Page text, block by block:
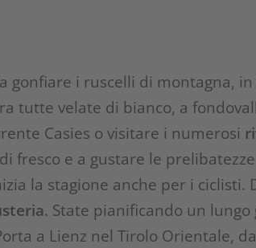
gonfiare i ruscelli di montagna, in
tutte velate di bianco, a
Casies o visitare i numerosi
fresco e a gustare le
la stagione anche per i ciclisti.
. State pianificando un lungo
a Lienz nel Tirolo Orientale,